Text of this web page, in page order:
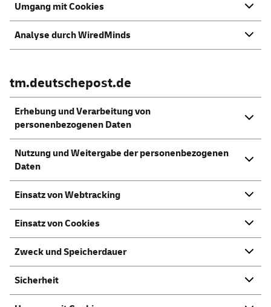
Umgang mit Cookies
Analyse durch WiredMinds
tm.deutschepost.de
Erhebung und Verarbeitung von
personenbezogenen Daten
Nutzung und Weitergabe der personenbezogenen
Daten
Einsatz von Webtracking
Einsatz von Cookies
Zweck und Speicherdauer
Sicherheit